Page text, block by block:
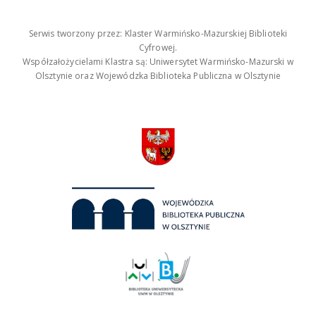
Serwis tworzony przez: Klaster Warmińsko-Mazurskiej Biblioteki
Cyfrowej.
Współzałożycielami Klastra są: Uniwersytet Warmińsko-Mazurski w
Olsztynie oraz Wojewódzka Biblioteka Publiczna w Olsztynie